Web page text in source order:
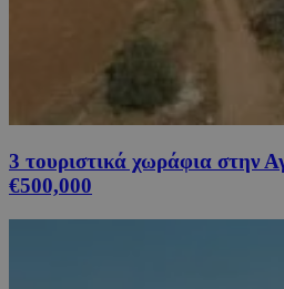
3 τουριστικά χωράφια στην
€500,000